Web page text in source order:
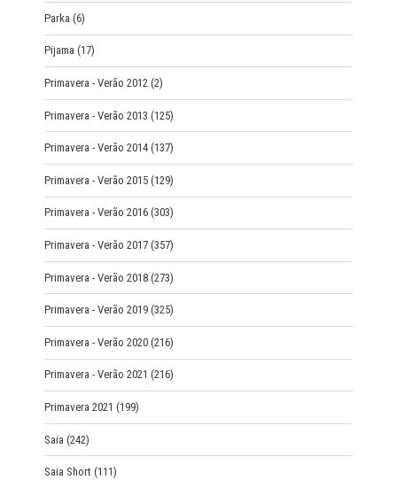
Parka (6)
Pijama (17)
Primavera - Verão 2012 (2)
Primavera - Verão 2013 (125)
Primavera - Verão 2014 (137)
Primavera - Verão 2015 (129)
Primavera - Verão 2016 (303)
Primavera - Verão 2017 (357)
Primavera - Verão 2018 (273)
Primavera - Verão 2019 (325)
Primavera - Verão 2020 (216)
Primavera - Verão 2021 (216)
Primavera 2021 (199)
Saia (242)
Saia Short (111)